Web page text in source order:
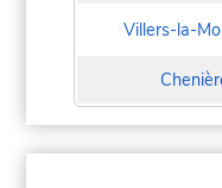
Villers-la-